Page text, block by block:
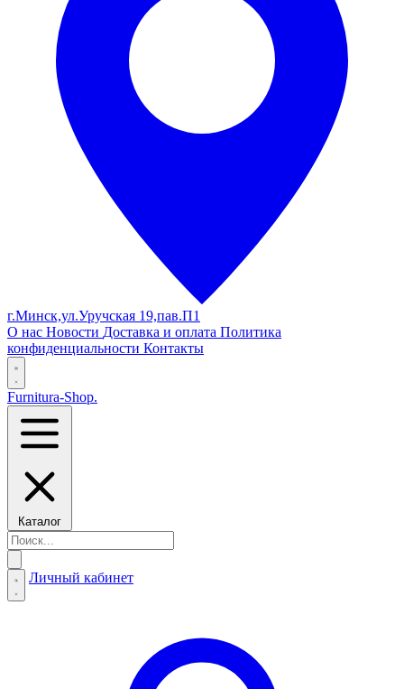
г.Минск,ул.Уручская 19,пав.П1
О нас Новости Доставка и оплата Политика
конфиденциальности Контакты
Furnitura-Shop.
Каталог
Личный кабинет